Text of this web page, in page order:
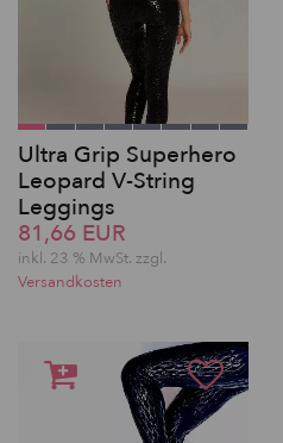
Ultra Grip Superhero
Leopard V-String
Leggings
81,66 EUR
inkl. 23 % MwSt. zzgl.
Versandkosten